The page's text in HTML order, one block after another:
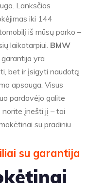
Lanksčios
iki 144
iš mūsų parko –
laikotarpiui. BMW
yra
bet ir įsigyti naudotą
apsauga. Visus
pardavėjo galite
norite įnešti jį – tai
su pradiniu
su garantija